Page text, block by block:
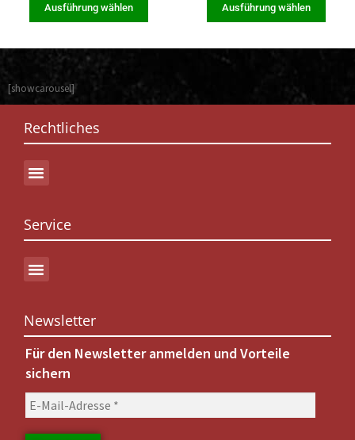
Ausführung wählen Ausführung wählen
[showcarousel]
Rechtliches
Service
Newsletter
Für den Newsletter anmelden und Vorteile
sichern